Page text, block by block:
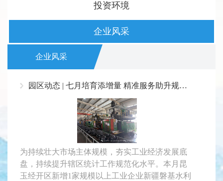
投资环境
企业风采
企业风采
园区动态 | 七月培育添增量 精准服务助升规——昆玉经开区新增一家规上企业 ，规上企业总量达19家
为持续壮大市场主体规模，夯实工业经济发展底
盘，持续提升辖区统计工作规范化水平。本月昆
玉经开区新增1家规模以上工业企业新疆磐基水利